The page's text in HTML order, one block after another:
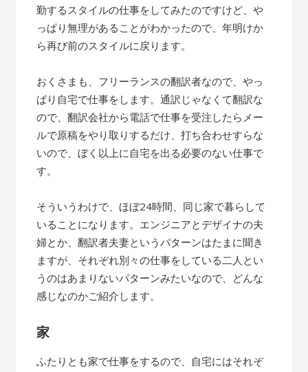
勤するスタイルの仕事をしてみたのですけど、や
っぱり無理があることがわかったので、年明けか
ら再び前のスタイルに戻ります。
おくさまも、フリーランスの翻訳者なので、やっ
ぱり自宅で仕事をします。通訳じゃなくて翻訳な
ので、翻訳会社から電話で仕事を受注したらメー
ルで原稿をやり取りするだけ、打ち合わせすらな
いので、ぼく以上に自宅を出る必要のない仕事で
す。
そういうわけで、ほぼ24時間、同じ家で暮らして
いることになります。エンジニアとデザイナの夫
婦とか、翻訳者夫妻というパターンはたまに聞き
ますが、それぞれ別々の仕事をしている二人とい
うのはあまりないパターンみたいなので、どんな
感じなのかご紹介します。
家
ふたりとも家で仕事をするので、自宅にはそれぞ